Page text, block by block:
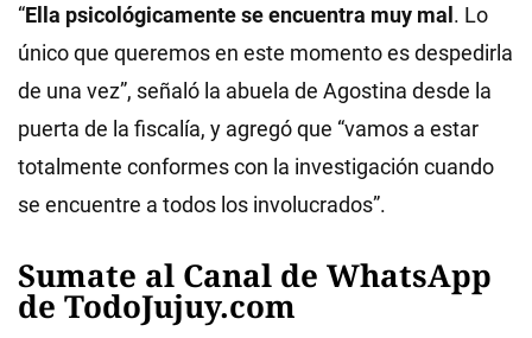
“Ella psicológicamente se encuentra muy mal . Lo
único que queremos en este momento es despedirla
de una vez”, señaló la abuela de Agostina desde la
puerta de la fiscalía, y agregó que “vamos a estar
totalmente conformes con la investigación cuando
se encuentre a todos los involucrados”.
Sumate al Canal de WhatsApp
de TodoJujuy.com